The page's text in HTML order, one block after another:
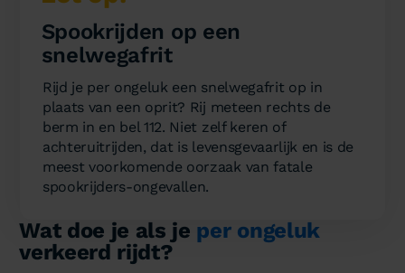
Spookrijden op een
snelwegafrit
Rijd je per ongeluk een snelwegafrit op in
plaats van een oprit? Rij meteen rechts de
berm in en bel 112. Niet zelf keren of
achteruitrijden, dat is levensgevaarlijk en is de
meest voorkomende oorzaak van fatale
spookrijders-ongevallen.
Wat doe je als je per ongeluk
verkeerd rijdt?